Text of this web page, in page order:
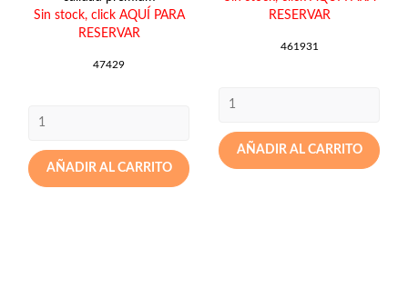
Sin stock, click AQUÍ PARA
RESERVAR
47429
AÑADIR AL CARRITO
RESERVAR
461931
AÑADIR AL CARRITO